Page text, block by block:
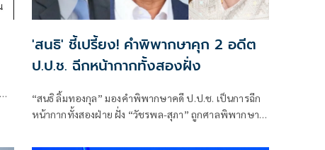
'สนธิ' ชี้เปรี้ยง! คำพิพากษาคุก 2 อดีต
ป.ป.ช. ฉีกหน้ากากทั้งสองฝั่ง
“สนธิ ลิ้มทองกุล” มองคำพิพากษาคดี ป.ป.ช. เป็นการฉีก
หน้ากากทั้งสองฝ่าย ฝั่ง “วัชรพล-สุภา” ถูกศาลพิพากษา
หนัก หลังปรากฏข้อเท็จจริงยื่นขอถอนฟ้องจำเลยบางส่วน